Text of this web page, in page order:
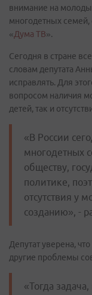
внимание на
многодетных
«Дума ТВ».
Сегодня в стране
словам депутата
исправлять. Для
вопросом наличия
детей, так и
«В России
многодетных
обществу,
политике,
отсутствия у
созданию», -
Депутат уверена,
другие проблемы
«Тогда